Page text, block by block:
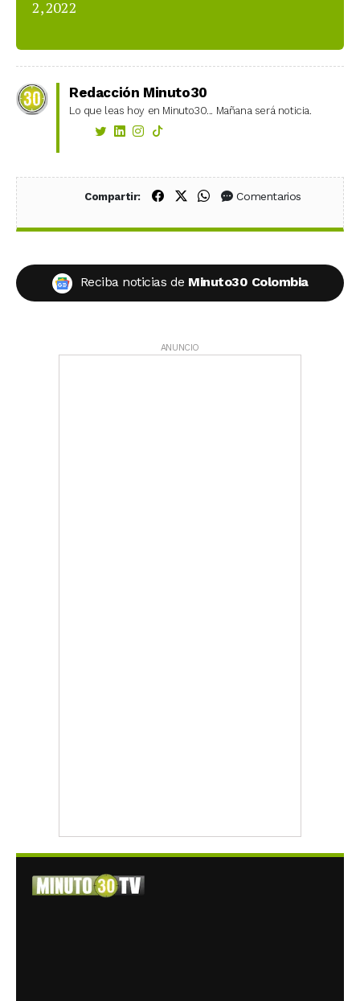
2, 2022
Redacción Minuto30
Lo que leas hoy en Minuto30... Mañana será noticia.
Compartir: Compartir en Facebook
Compartir en X (Twitter)
Compartir en WhatsApp
Comentarios
Reciba noticias de Minuto30 Colombia
ANUNCIO